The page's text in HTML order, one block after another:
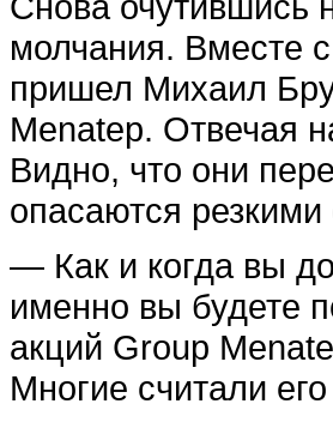
молчания. Вместе
пришел Михаил
Menatep. Отвечая
Видно, что они
опасаются
— Как и когда вы
именно вы будете
акций Group
Многие считали